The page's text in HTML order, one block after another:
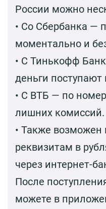
России можно
• Со Сбербанка —
моментально и
• С Тинькофф
деньги
• С ВТБ — по
лишних комиссий.
• Также возможен
реквизитам в
через интернет-
После
можете в